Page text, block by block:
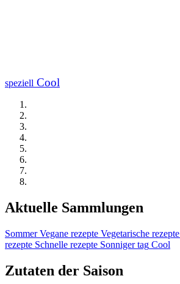
speziell Cool
Aktuelle Sammlungen
Sommer Vegane rezepte Vegetarische rezepte
rezepte Schnelle rezepte Sonniger tag Cool
Zutaten der Saison